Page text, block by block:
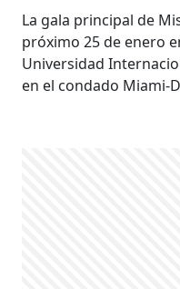
La gala principal de
próximo 25 de enero
Universidad
en el condado Miami-